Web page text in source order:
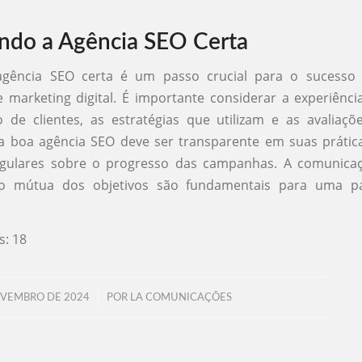
a Agência SEO Certa
SEO certa é um passo crucial para o
marketing digital. É importante considerar a
de clientes, as estratégias que utilizam e as
boa agência SEO deve ser transparente em suas
sobre o progresso das campanhas. A
mútua dos objetivos são fundamentais para uma
18
DE 2024
/ POR LA COMUNICAÇÕES